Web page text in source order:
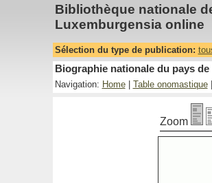
Bibliothèque nationale
Luxemburgensia online
Sélection du type de publication:
Biographie nationale du pays
Navigation: Home| Table onomastique|
Zoom